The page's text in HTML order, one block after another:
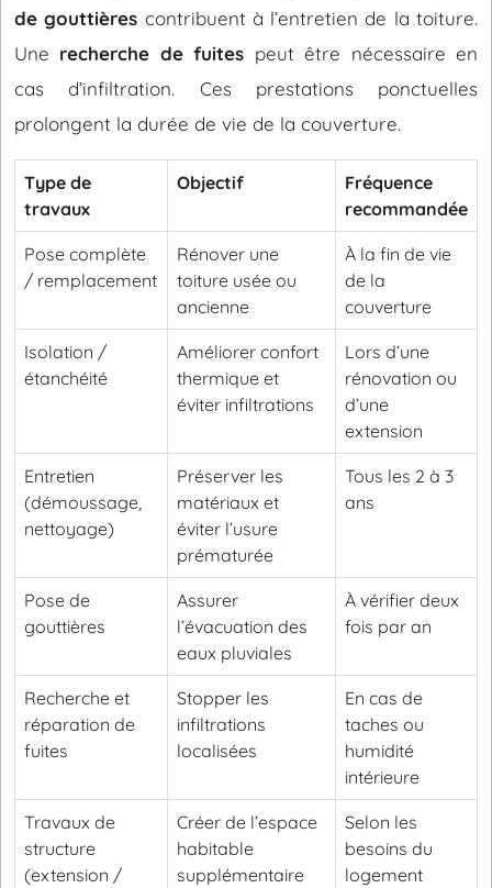
de gouttières contribuent à l’entretien de la toiture.
Une recherche de fuites peut être nécessaire en
cas d’infiltration. Ces prestations ponctuelles
prolongent la durée de vie de la couverture.
Type de
travaux
Objectif
Fréquence
recommandée
Pose complète
/ remplacement
Rénover une
toiture usée ou
ancienne
À la fin de vie
de la
couverture
Isolation /
étanchéité
Améliorer confort
thermique et
éviter infiltrations
Lors d’une
rénovation ou
d’une
extension
Entretien
(démoussage,
nettoyage)
Préserver les
matériaux et
éviter l’usure
prématurée
Tous les 2 à 3
ans
Pose de
gouttières
Assurer
l’évacuation des
eaux pluviales
À vérifier deux
fois par an
Recherche et
réparation de
fuites
Stopper les
infiltrations
localisées
En cas de
taches ou
humidité
intérieure
Travaux de
structure
(extension /
Créer de l’espace
habitable
supplémentaire
Selon les
besoins du
logement